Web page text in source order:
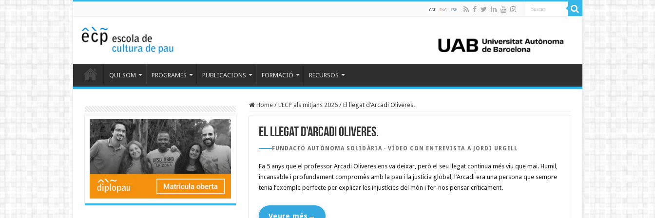
QUI SOM PROGRAMES PUBLICACIONS FORMACIÓ RECURSOS
Home / L’ECP als mitjans 2026 / El llegat d’Arcadi Oliveres.
El llegat d’Arcadi Oliveres.
FUNDACIÓ AUTÒNOMA SOLIDÀRIA · VÍDEO CON ENTREVISTA A JORDI URGELL
Fa 5 anys que el professor Arcadi Oliveres ens va deixar, però el seu llegat continua més viu que mai. Humil,
incansable i profundament compromès amb la pau i la justícia global, l’Arcadi era una persona que sempre
tenia l’exemple perfecte per explicar les injustícies del món i fer-nos pensar críticament.
Veure més →